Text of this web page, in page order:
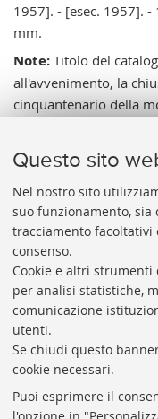
Questo sito
Nel nostro sito
suo funzionamento,
tracciamento
consenso.
Cookie e altri
per analisi statistiche,
comunicazione
utenti.
Se chiudi questo
cookie necessari.
Puoi esprimere il
1957]. - [esec. 1957].
mm.
Note:Titolo del
all'avvenimento, la
cinquantenario della
rappresentante della
Società autori
letteratura italiana
Vai al catalogo:
idopac=UBO3941224
Responsabile